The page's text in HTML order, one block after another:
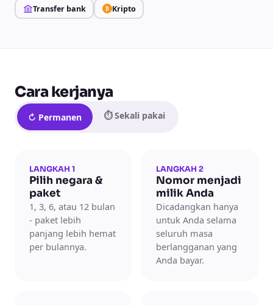
Transfer bank
₿ Kripto
Cara kerjanya
↻ Permanen ⏱ Sekali pakai
LANGKAH 1
Pilih negara &
paket
1, 3, 6, atau 12 bulan
- paket lebih
panjang lebih hemat
per bulannya.
LANGKAH 2
Nomor menjadi
milik Anda
Dicadangkan hanya
untuk Anda selama
seluruh masa
berlangganan yang
Anda bayar.